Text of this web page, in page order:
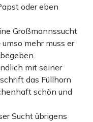
oder eben
Großmannssucht
mehr muss er
mit seiner
das Füllhorn
schön und
Sucht übrigens